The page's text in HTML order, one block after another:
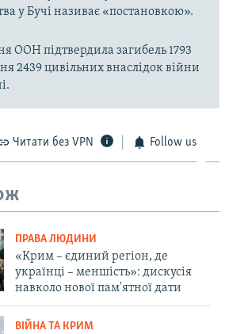
у Бучі називає «постановкою».
ООН підтвердила загибель 1793
2439 цивільних внаслідок війни
Читати без VPN Follow us
ПРАВА ЛЮДИНИ
«Крим – єдиний регіон, де
українці – меншість»: дискусія
навколо нової пам'ятної дати
ВІЙНА ТА КРИМ